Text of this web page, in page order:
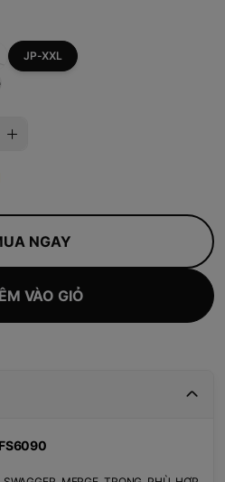
JP-XXL
NGAY
VÀO GIỎ